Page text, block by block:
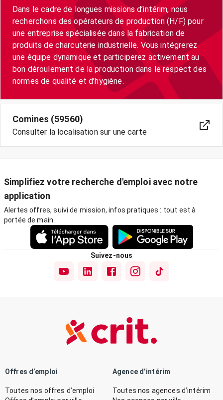
Dans le cadre de longues missions d’intérim, nous
recherchons des opérateurs de production (H/F) pour
une entreprise spécialisée dans la fabrication de
produits de charcuterie industrielle. Vous intégrerez
une équipe dynamique et participerez activement au
bon déroulement de la production dans le respect des
normes de qualité et d’hygiène.
Comines (59560)
Consulter la localisation sur une carte
Simplifiez votre recherche d'emploi avec notre
application
Alertes offres, suivi de mission, infos pratiques : tout est à
portée de main.
Suivez-nous
Offres d’emploi
Toutes nos offres d’emploi
Agence d’intérim
Toutes nos agences d’intérim